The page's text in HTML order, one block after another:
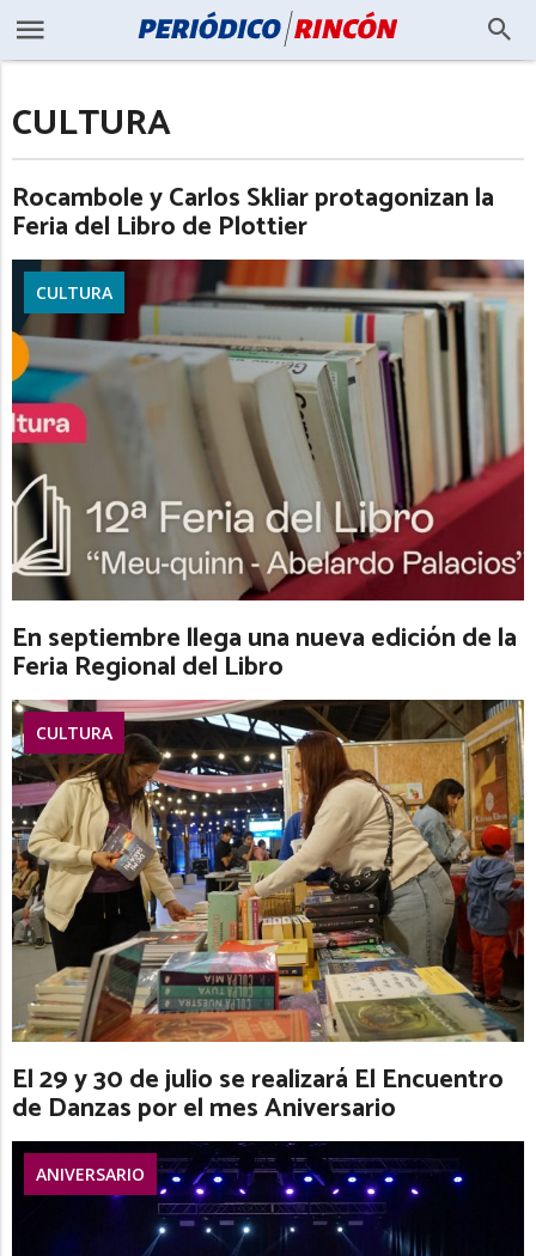
CULTURA
Rocambole y Carlos Skliar protagonizan la
Feria del Libro de Plottier
CULTURA
En septiembre llega una nueva edición de la
Feria Regional del Libro
CULTURA
El 29 y 30 de julio se realizará El Encuentro
de Danzas por el mes Aniversario
ANIVERSARIO